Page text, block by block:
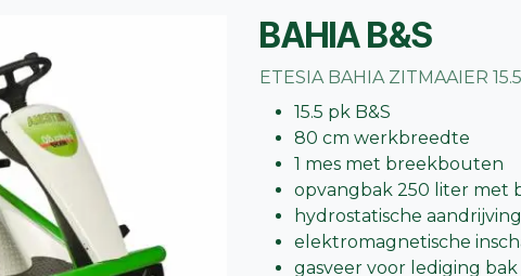
BAHIA B&S
ETESIA BAHIA ZITMAAIER
15.5 pk B&S
80 cm werkbreedte
1 mes met breekbouten
opvangbak 250 liter met
hydrostatische aandrijving
elektromagnetische
gasveer voor lediging bak